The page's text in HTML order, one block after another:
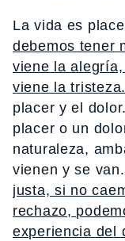
La vida es
debemos tener
viene la
viene la tristeza.
placer y el
placer o un
naturaleza,
vienen y se van.
justa, si no
rechazo,
experiencia del